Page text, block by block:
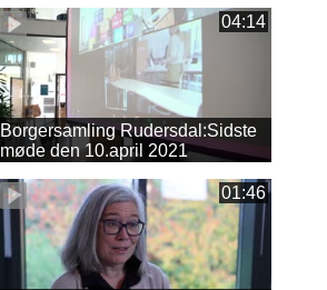
04:14
Borgersamling Rudersdal:Sidste
møde den 10.april 2021
01:46